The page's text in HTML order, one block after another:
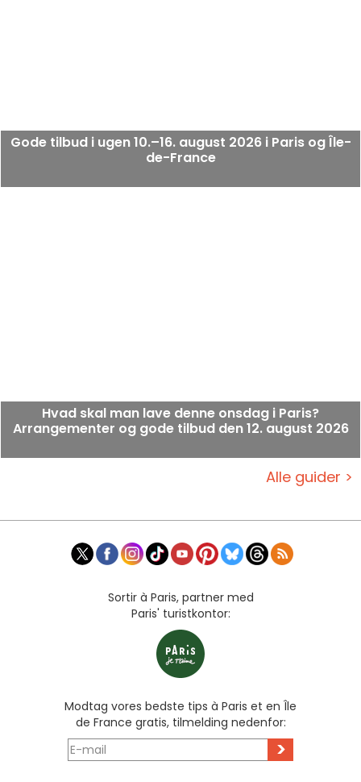
Gode tilbud i ugen 10.–16. august 2026 i Paris og Île-
de-France
Hvad skal man lave denne onsdag i Paris?
Arrangementer og gode tilbud den 12. august 2026
Alle guider >
Sortir à Paris, partner med
Paris' turistkontor:
Modtag vores bedste tips à Paris et en Île
de France gratis, tilmelding nedenfor:
>